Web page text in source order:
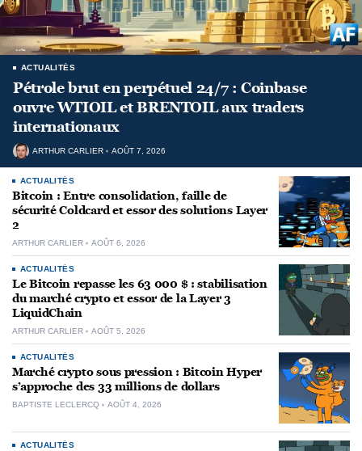
ACTUALITÉS
Pétrole brut en perpétuel 24/7 : Coinbase
ouvre WTIOIL et BRENTOIL aux traders
internationaux
ARTHUR CARLIER AOÛT 7, 2026
ACTUALITÉS
Bitcoin : Entre consolidation, faille de
sécurité Coldcard et essor des solutions Layer
2
ARTHUR CARLIER AOÛT 6, 2026
ACTUALITÉS
Le Bitcoin repasse les 63 000 $ : stabilisation
du marché crypto et essor de la Layer 3
LiquidChain
ARTHUR CARLIER AOÛT 5, 2026
ACTUALITÉS
Marché crypto sous pression : Bitcoin Hyper
s’approche des 33 millions de dollars
BAPTISTE LECLERCQ AOÛT 4, 2026
ACTUALITÉS